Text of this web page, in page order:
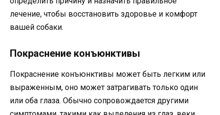
лечение, чтобы восстановить здоровье и комфорт
вашей собаки.
Покраснение конъюнктивы
Покраснение конъюнктивы может быть легким или
выраженным, оно может затрагивать только один
или оба глаза. Обычно сопровождается другими